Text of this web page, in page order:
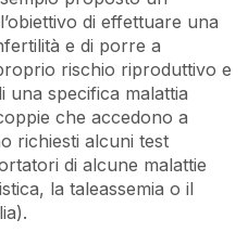
di effettuare una
e di porre a
rischio riproduttivo e
una specifica malattia
che accedono a
richiesti alcuni test
di alcune malattie
la taleassemia o il